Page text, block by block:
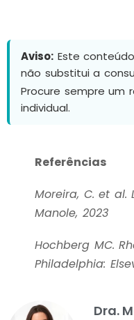
Aviso: Este
não substitui a
Procure sempre um
individual.
Referências
Moreira, C. et al.
Manole, 2023
Hochberg MC.
Philadelphia:
Dra.